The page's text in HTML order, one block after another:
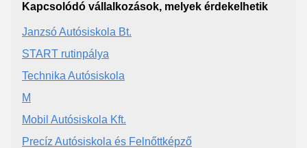
Kapcsolódó vállalkozások, melyek érdekelhetik
Janzsó Autósiskola Bt.
START rutinpálya
Technika Autósiskola
M
Mobil Autósiskola Kft.
Precíz Autósiskola és Felnőttképző